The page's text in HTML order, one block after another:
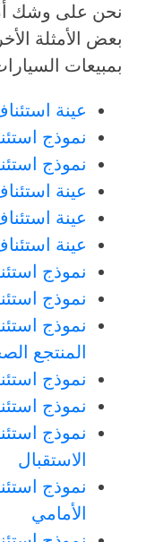
نحن على وشك أن
بعض الأمثلة
بمبيعات
عينة
نموذج
نموذج
عينة
عينة
عينة
نموذج
نموذج
نموذج
المنتجع
نموذج
نموذج
نموذج
الاستقبال
نموذج
الأمامي